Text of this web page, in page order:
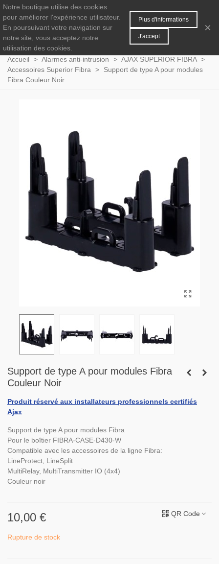
0 MENU
Accueil > Alarmes anti-intrusion > AJAX SUPERIOR FIBRA >
Accessoires Superior Fibra
>
Support de type A pour modules
Fibra Couleur Noir
Support de type A pour modules Fibra
Couleur Noir
Produit réservé aux installateurs professionnels certifiés
Ajax
Support de type A pour modules Fibra
Pour le boîtier FIBRA-CASE-D430-W
Compatible avec les accessoires de la ligne Fibra:
LineProtect, LineSplit
MultiRelay, MultiTransmitter IO (4x4)
Couleur noir
10,00 € QR Code
Rupture de stock
Notre boutique utilise des cookies
pour améliorer l'expérience utilisateur.
En poursuivant votre navigation sur
notre site, vous acceptez notre
utilisation des cookies.
Plus d'informations
J'accept
×